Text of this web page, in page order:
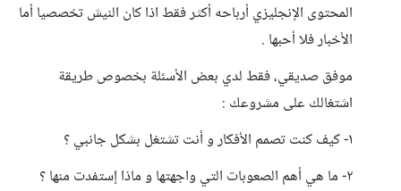
المحتوى الإنجليزي أرباحه أكثر فقط اذا كان النيش تخصصيا أما
الأخبار فلا أحبها .
موفق صديقي، فقط لدي بعض الأسئلة بخصوص طريقة
اشتغالك على مشروعك :
١- كيف كنت تصمم الأفكار و أنت تشتغل بشكل جانبي ؟
٢- ما هي أهم الصعوبات التي واجهتها و ماذا إستفدت منها ؟